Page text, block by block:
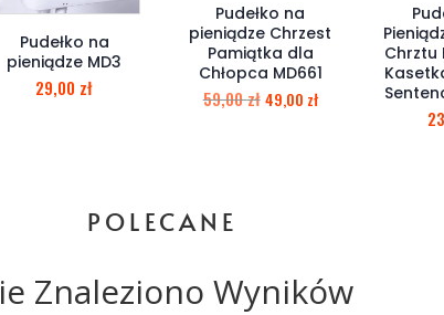
Pudełko na
pieniądze MD3
29,00 zł
Pudełko na
pieniądze Chrzest
Pamiątka dla
Chłopca MD661
59,00zł 49,00 zł
Chrztu
POLECANE
Znaleziono Wyników